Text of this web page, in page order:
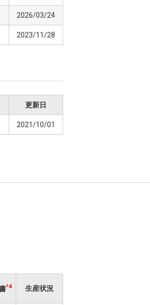
2026/03/24
2023/11/28
更新日
2021/10/01
*4 生産状況